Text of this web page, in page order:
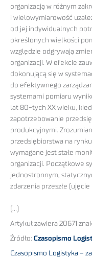
organizacją w różnym
i wielowymiarowość
od jej indywidualnych
określonych wielkości
względzie odgrywają
organizacji. W efekcie
dokonującą się w
do efektywnego
systemami pomiaru
lat 80-tych XX wieku,
zapotrzebowanie
produkcyjnymi.
przedsiębiorstwa na
wymagane jest stałe
organizacji. Początkowe
jednostronnym,
zdarzenia przeszłe (ujęcie
(…)
Artykuł zawiera 20671
Źródło: Czasopismo
Czasopismo Logistyka –